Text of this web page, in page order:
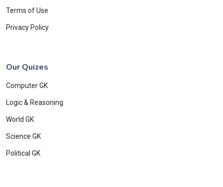
Terms of Use
Privacy Policy
Our Quizes
Computer GK
Logic & Reasoning
World GK
Science GK
Political GK